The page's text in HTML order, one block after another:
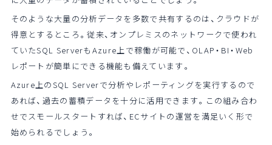
そのような大量の分析データを多数で共有するのは、クラウドが
得意とするところ。従来、オンプレミスのネットワークで使われ
ていたSQL ServerもAzure上で稼働が可能で、OLAP・BI・Web
レポートが簡単にできる機能も備えています。
Azure上のSQL Serverで分析やレポーティングを実行するので
あれば、過去の蓄積データを十分に活用できます。この組み合わ
せでスモールスタートすれば、ECサイトの運営を満足いく形で
始められるでしょう。